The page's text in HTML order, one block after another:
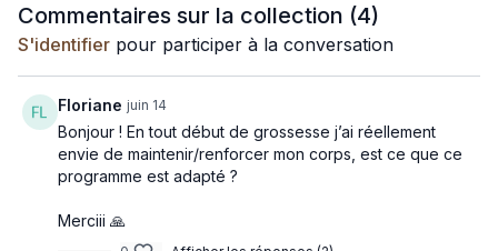
Commentaires sur la collection (4)
S'identifier pour participer à la conversation
Floriane juin 14
Bonjour ! En tout début de grossesse j’ai réellement
envie de maintenir/renforcer mon corps, est ce que ce
programme est adapté ?
Merciii 🙏